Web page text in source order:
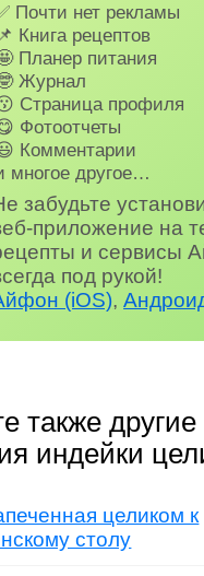
Почти нет рекламы
Книга рецептов
Планер питания
Журнал
Страница профиля
Фотоотчеты
Комментарии
многое другое…
забудьте
приложение на
и сервисы
под рукой!
(iOS),
также
индейки
целиком к
столу